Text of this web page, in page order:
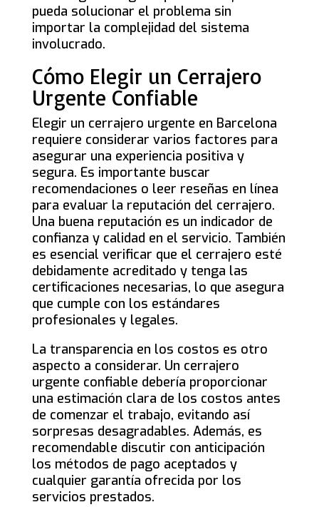
pueda solucionar el problema sin
importar la complejidad del sistema
involucrado.
Cómo Elegir un Cerrajero
Urgente Confiable
Elegir un cerrajero urgente en Barcelona
requiere considerar varios factores para
asegurar una experiencia positiva y
segura. Es importante buscar
recomendaciones o leer reseñas en línea
para evaluar la reputación del cerrajero.
Una buena reputación es un indicador de
confianza y calidad en el servicio. También
es esencial verificar que el cerrajero esté
debidamente acreditado y tenga las
certificaciones necesarias, lo que asegura
que cumple con los estándares
profesionales y legales.
La transparencia en los costos es otro
aspecto a considerar. Un cerrajero
urgente confiable debería proporcionar
una estimación clara de los costos antes
de comenzar el trabajo, evitando así
sorpresas desagradables. Además, es
recomendable discutir con anticipación
los métodos de pago aceptados y
cualquier garantía ofrecida por los
servicios prestados.